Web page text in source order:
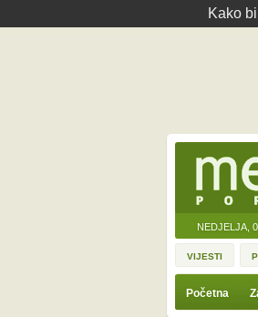
Kako
NEDJELJA,
VIJESTI
Početna